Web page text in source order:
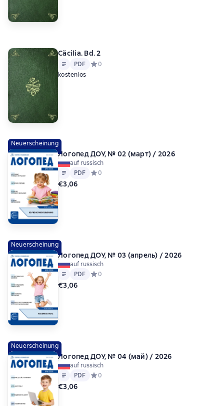
Cäcilia. Bd. 2
Text PDF
PDF Средний рейтинг 0 на основе 0 оценок
0
kostenlos
Neuerscheinung
Логопед ДОУ, № 02 (март) / 2026
auf russisch
Text
PDF
PDF Средний рейтинг 0 на основе 0 оценок
0
€3,06
Neuerscheinung
Логопед ДОУ, № 03 (апрель) / 2026
auf russisch
Text
PDF
PDF Средний рейтинг 0 на основе 0 оценок
0
€3,06
Neuerscheinung
Логопед ДОУ, № 04 (май) / 2026
auf russisch
Text
PDF
PDF Средний рейтинг 0 на основе 0 оценок
0
€3,06